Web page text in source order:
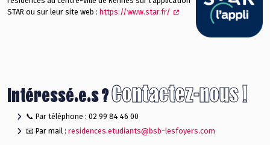
STAR ou sur leur site web : https://www.star.fr/
Intéressé.e.s ?Contactez-nous !
📞 Par téléphone : 02 99 84 46 00
📧 Par mail : residences.etudiants@bsb-lesfoyers.com